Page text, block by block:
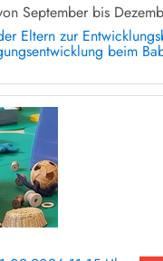
September bis
Eltern zur
beim